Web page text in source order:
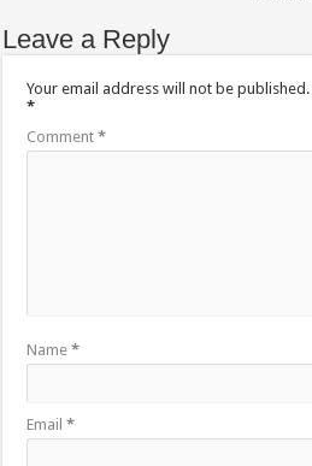
Leave a Reply
Your email address will not be published.
*
Comment*
Name*
Email*